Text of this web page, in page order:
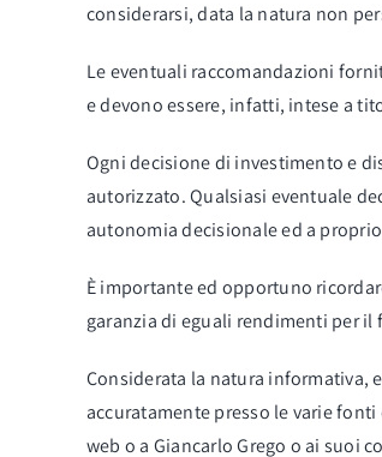
considerarsi, data la natura non
Le eventuali raccomandazioni
e devono essere, infatti, intese a
Ogni decisione di investimento e
autorizzato. Qualsiasi eventuale
autonomia decisionale ed a
È importante ed opportuno
garanzia di eguali rendimenti per il
Considerata la natura informativa,
accuratamente presso le varie
web o a Giancarlo Grego o ai suoi